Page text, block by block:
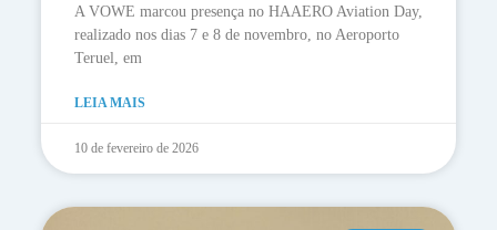
A VOWE marcou presença no HAAERO Aviation Day,
realizado nos dias 7 e 8 de novembro, no Aeroporto
Teruel, em
LEIA MAIS
10 de fevereiro de 2026